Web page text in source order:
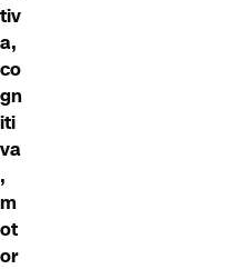
tiv
a,
co
gn
iti
va
,
m
ot
or